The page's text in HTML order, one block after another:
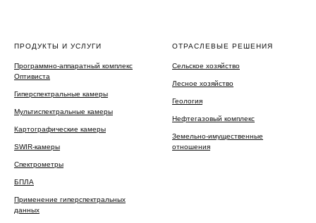
ПРОДУКТЫ И УСЛУГИ
Программно-аппаратный комплекс
Оптивиста
Гиперспектральные камеры
Мультиспектральные камеры
Картографические камеры
SWIR-камеры
Спектрометры
БПЛА
Применение гиперспектральных
данных
ОТРАСЛЕВЫЕ РЕШЕНИЯ
Сельское хозяйство
Лесное хозяйство
Геология
Нефтегазовый комплекс
Земельно-имущественные
отношения